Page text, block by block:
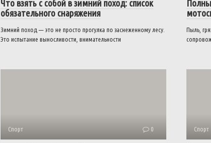
Что взять с собой в зимний поход: список
обязательного снаряжения
Зимний поход — это не просто прогулка по заснеженному лесу.
Это испытание выносливости, внимательности
Пыль,
Спорт 0 Спорт